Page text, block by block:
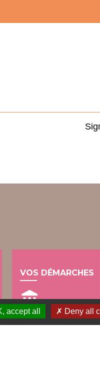
VOS DÉMARCHES
account_balance
accept all Deny all